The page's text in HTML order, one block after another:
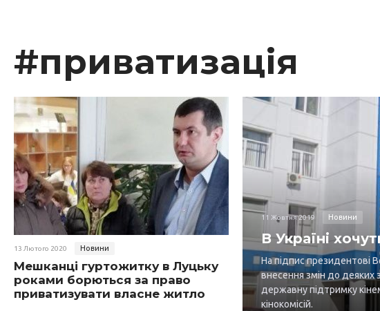
#приватизація
13 Лютого 2020 Новини
Мешканці гуртожитку в Луцьку
роками борються за право
приватизувати власне житло
11 Жовтня 2019 Новини
В Україні
На підпис
внесення змін до деяких
державну підтримку
кінокомісій.